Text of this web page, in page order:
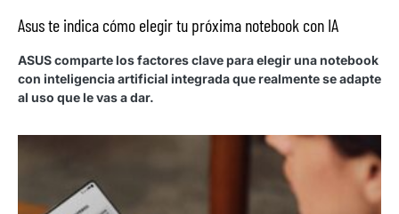
Asus te indica cómo elegir tu próxima notebook con IA
ASUS comparte los factores clave para elegir una notebook
con inteligencia artificial integrada que realmente se adapte
al uso que le vas a dar.